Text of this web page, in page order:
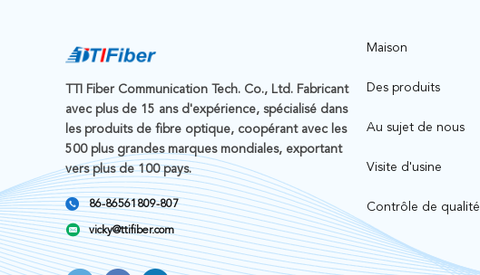
TTI Fiber Communication Tech. Co., Ltd. Fabricant
avec plus de 15 ans d'expérience, spécialisé dans
les produits de fibre optique, coopérant avec les
500 plus grandes marques mondiales, exportant
vers plus de 100 pays.
86-86561809-807
vicky@ttifiber.com
Maison
Des produits
Au sujet de nous
Visite d'usine
Contrôle de qualité